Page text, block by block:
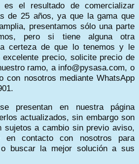
es el resultado de comercializar
de 25 años, ya que la gama que
presentamos sólo una parte
pero si tiene alguna otra
certeza de que lo tenemos y le
excelente precio, solicite precio de
ramo, a info@pysasa.com, o
con nosotros mediante WhatsApp
presentan en nuestra página
actualizados, sin embargo son
sujetos a cambio sin previo aviso,
en contacto con nosotros para
buscar la mejor solución a sus